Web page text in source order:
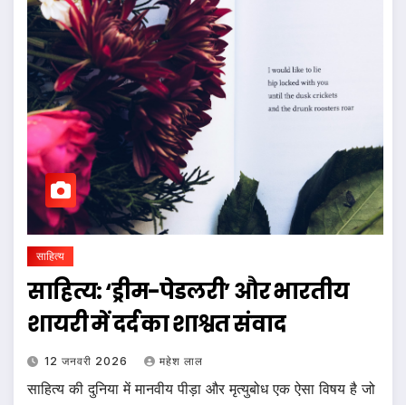
साहित्य
साहित्य: ‘ड्रीम-पेडलरी’ और भारतीय
शायरी में दर्द का शाश्वत संवाद
12 जनवरी 2026 महेश लाल
साहित्य की दुनिया में मानवीय पीड़ा और मृत्युबोध एक ऐसा विषय है जो